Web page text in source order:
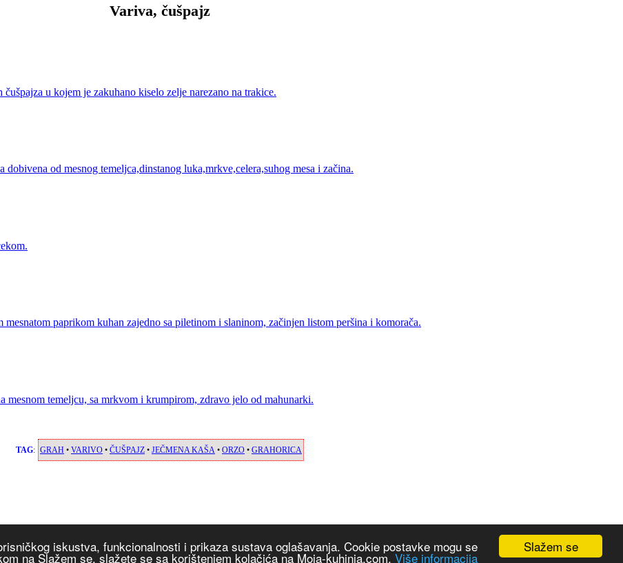
Slažem se
iskustva, funkcionalnosti i prikaza sustava oglašavanja. Cookie postavke mogu se
na Slažem se, slažete se sa korištenjem kolačića na Moja-kuhinja.com. Više informacija
Variva, čušpajz
u kojem je zakuhano kiselo zelje narezano na trakice.
od mesnog temeljca,dinstanog luka,mrkve,celera,suhog mesa i začina.
paprikom kuhan zajedno sa piletinom i slaninom, začinjen listom peršina i komorača.
temeljcu, sa mrkvom i krumpirom, zdravo jelo od mahunarki.
TAG: GRAH • VARIVO • ČUŠPAJZ • JEČMENA KAŠA • ORZO • GRAHORICA